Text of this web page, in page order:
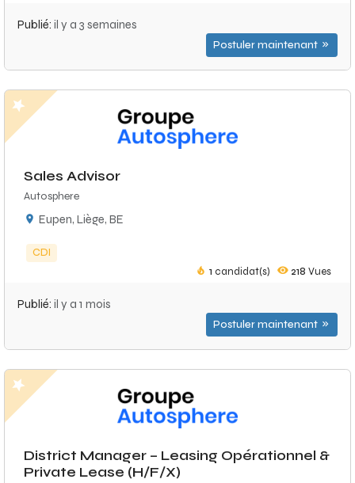
Publié: il y a 3 semaines
Postuler maintenant
Sales Advisor
Autosphere
Eupen, Liège, BE
CDI
1 candidat(s) 218 Vues
Publié: il y a 1 mois
Postuler maintenant
District Manager – Leasing Opérationnel &
Private Lease (H/F/X)